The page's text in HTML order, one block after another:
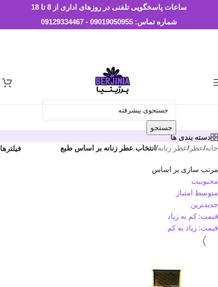
Skip to navigationSkip to main content
ساعات پاسخگویی تلفنی در روزهای اداری از 8 تا 18
شماره تماس: 09019050955 - 09129334467
جستجو
دسته بندی ها
خانه/عطر /عطر زنانه/ انتخاب عطر زنانه بر اساس طبع فیلترها
مرتب سازی بر اساس
محبوبیت
متوسط امتیاز
جدیدترین
قیمت: کم به زیاد
قیمت: زیاد به کم